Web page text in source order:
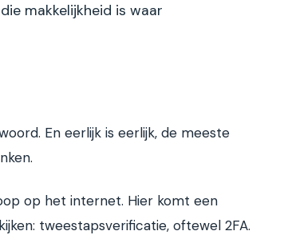
makkelijkheid is waar
En eerlijk is eerlijk, de meeste
op het internet. Hier komt een
tweestapsverificatie, oftewel 2FA.